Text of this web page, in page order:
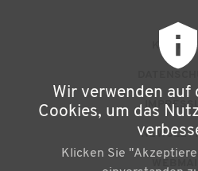
ß
e
KONTAKT
Wir verwenden auf
Cookies, um das
Klicken Sie